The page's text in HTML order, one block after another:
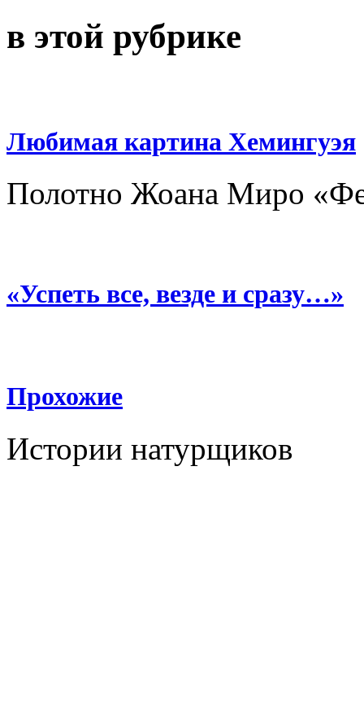
в этой рубрике
Любимая картина Хемингуэя
Полотно Жоана Миро
«Успеть все, везде и сразу…»
Прохожие
Истории натурщиков